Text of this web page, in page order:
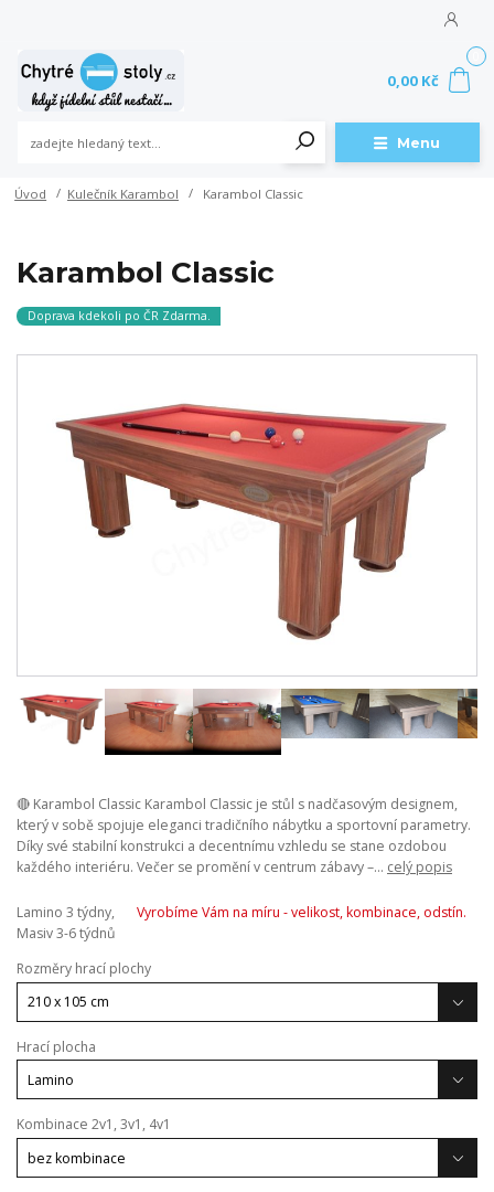
Menu
0,00 Kč
Úvod Kulečník Karambol Karambol Classic
Karambol Classic
Doprava kdekoli po ČR Zdarma.
🔴 Karambol Classic Karambol Classic je stůl s nadčasovým designem,
který v sobě spojuje eleganci tradičního nábytku a sportovní parametry.
Díky své stabilní konstrukci a decentnímu vzhledu se stane ozdobou
každého interiéru. Večer se promění v centrum zábavy –... celý popis
Lamino 3 týdny,
Masiv 3-6 týdnů
Vyrobíme Vám na míru - velikost, kombinace, odstín.
Rozměry hrací plochy
Hrací plocha
Kombinace 2v1, 3v1, 4v1